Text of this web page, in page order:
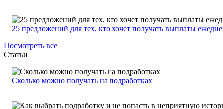
25 предложений для тех, кто хочет получать выплаты
Посмотреть все
Статьи
Сколько можно получать на подработках